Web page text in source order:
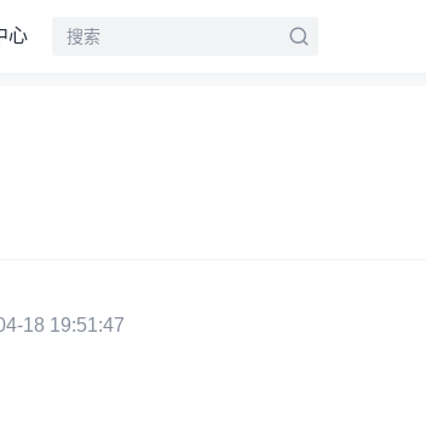
心
18 19:51:47